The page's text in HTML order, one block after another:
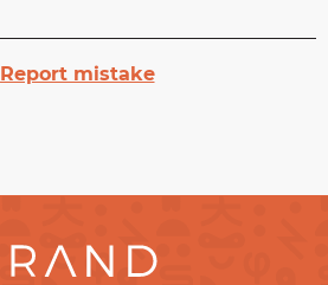
Report mistake